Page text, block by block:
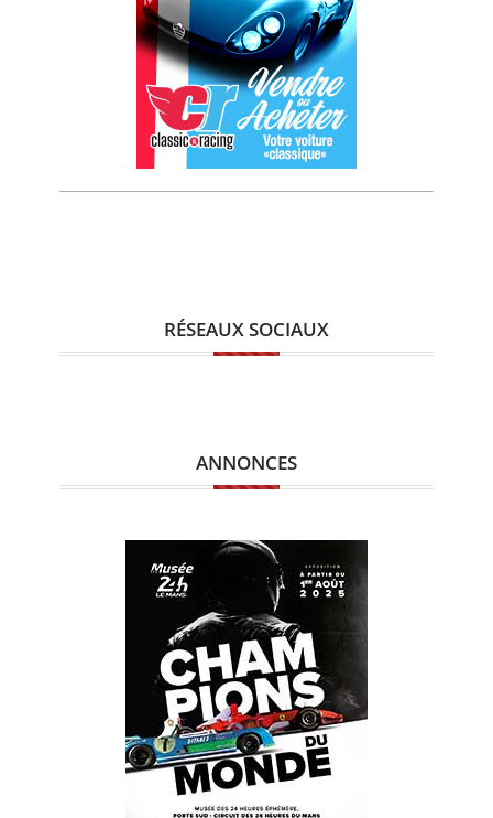
RÉSEAUX SOCIAUX
ANNONCES